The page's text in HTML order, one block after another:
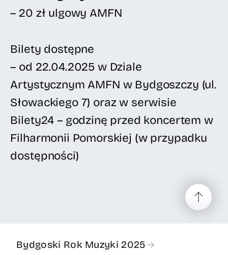
– 20 zł ulgowy AMFN
Bilety dostępne
– od 22.04.2025 w Dziale
Artystycznym AMFN w Bydgoszczy (ul.
Słowackiego 7) oraz w serwisie
Bilety24 – godzinę przed koncertem w
Filharmonii Pomorskiej (w przypadku
dostępności)
Bydgoski Rok Muzyki 2025